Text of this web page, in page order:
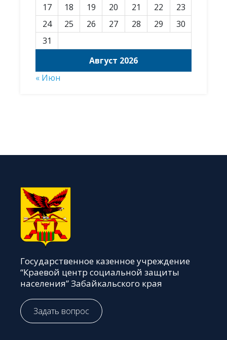
Август 2026
17
18 19 20 21 22
23
24
25 26 27 28 29
30
31
« Июн
Государственное казенное учреждение
“Краевой центр социальной защиты
населения” Забайкальского края
Задать вопрос